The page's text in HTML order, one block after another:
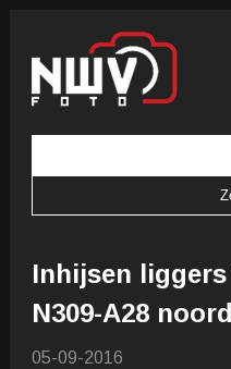
Inhijsen
N309-A28
05-09-2016